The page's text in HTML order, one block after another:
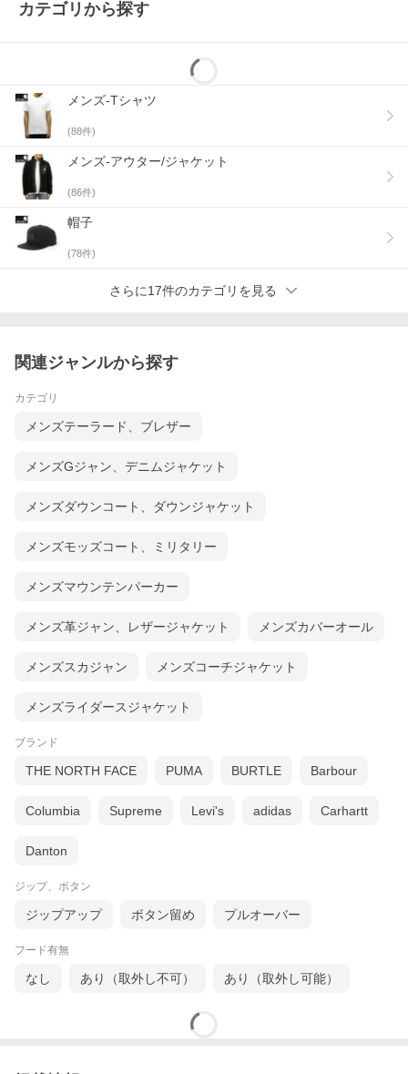
カテゴリから探す
メンズ-Tシャツ
(88件)
メンズ-アウター/ジャケット
(86件)
帽子
(78件)
さらに17件のカテゴリを見る
関連ジャンルから探す
カテゴリ
メンズテーラード、ブレザー
メンズGジャン、デニムジャケット
メンズダウンコート、ダウンジャケット
メンズモッズコート、ミリタリー
メンズマウンテンパーカー
メンズ革ジャン、レザージャケット メンズカバーオール
メンズスカジャン メンズコーチジャケット
メンズライダースジャケット
ブランド
THE NORTH FACE PUMA BURTLE Barbour
Columbia Supreme Levi's adidas Carhartt
Danton
ジップ、ボタン
ジップアップ ボタン留め プルオーバー
フード有無
なし あり（取外し不可） あり（取外し可能）